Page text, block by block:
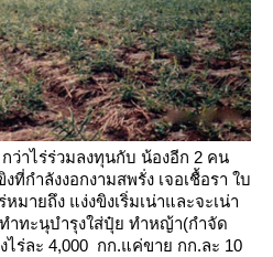
ว่าไร่ร่วมลงทุนกับ น้องอีก 2 คน
ที่กำลังงอกงามสพรั่ง เจอเชื้อรา ใบ
มายถึง แง่งขิงเริ่มเน่าและจะเน่า
ำทะนุบำรุงใส่ปุ๋ย ทำหญ้า(กำจัด
ร่ละ 4,000 กก.แค่ขาย กก.ละ 10